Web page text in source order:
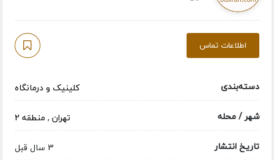
اطلاعات تماس
دسته‌بندی
کلینیک و درمانگاه
شهر / محله
تهران, منطقه 2
تاریخ انتشار
3 سال قبل